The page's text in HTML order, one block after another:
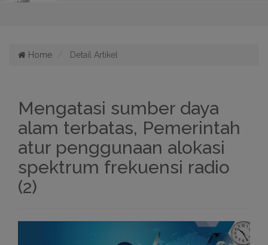
Home Detail Artikel
Mengatasi sumber daya
alam terbatas, Pemerintah
atur penggunaan alokasi
spektrum frekuensi radio
(2)